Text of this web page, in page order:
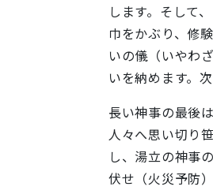
します。そして
巾をかぶり、修
いの儀（いやわ
いを納めます。
長い神事の最後
人々へ思い切り
し、湯立の神事
伏せ（火災予防